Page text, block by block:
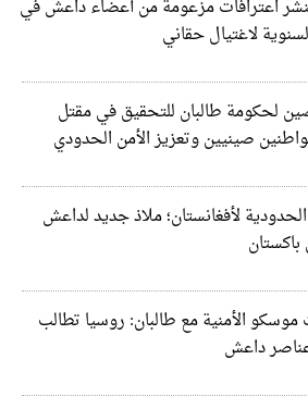
اعترافات مزعومة من أعضاء داعش في
لاغتيال حقاني
لحكومة طالبان للتحقيق في مقتل
صينيين وتعزيز الأمن الحدودي
لأفغانستان؛ ملاذ جديد لداعش
الأمنية مع طالبان: روسيا تطالب
داعش